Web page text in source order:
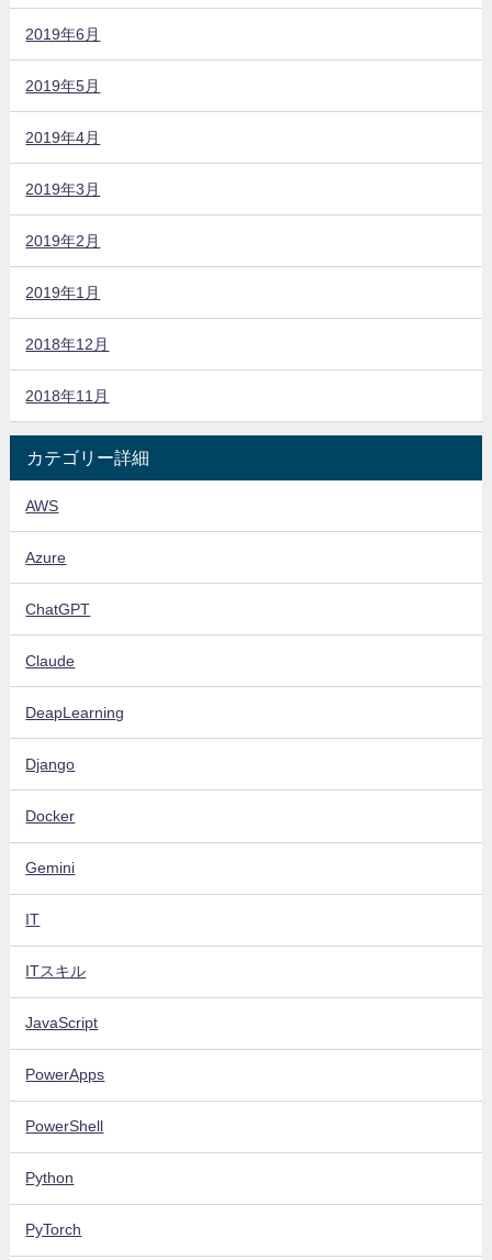
2019年6月
2019年5月
2019年4月
2019年3月
2019年2月
2019年1月
2018年12月
2018年11月
カテゴリー詳細
AWS
Azure
ChatGPT
Claude
DeapLearning
Django
Docker
Gemini
IT
ITスキル
JavaScript
PowerApps
PowerShell
Python
PyTorch